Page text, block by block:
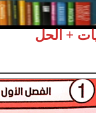
+ الحل